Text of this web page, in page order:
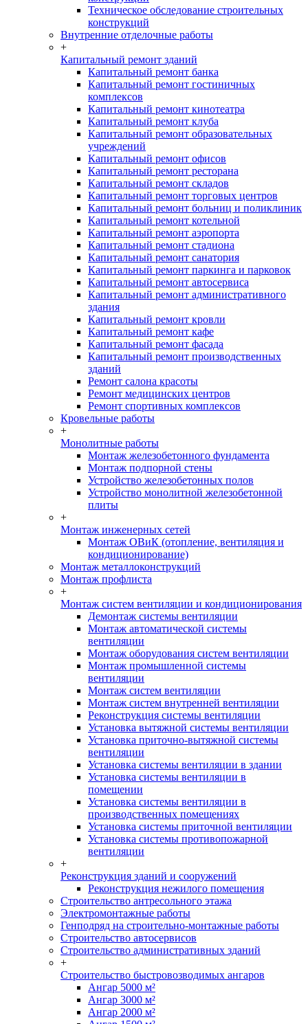
Техническое обследование строительных
конструкций
Внутренние отделочные работы
+
Капитальный ремонт зданий
Капитальный ремонт банка
Капитальный ремонт гостиничных
комплексов
Капитальный ремонт кинотеатра
Капитальный ремонт клуба
Капитальный ремонт образовательных
учреждений
Капитальный ремонт офисов
Капитальный ремонт ресторана
Капитальный ремонт складов
Капитальный ремонт торговых центров
Капитальный ремонт больниц и поликлиник
Капитальный ремонт котельной
Капитальный ремонт аэропорта
Капитальный ремонт стадиона
Капитальный ремонт санатория
Капитальный ремонт паркинга и парковок
Капитальный ремонт автосервиса
Капитальный ремонт административного
здания
Капитальный ремонт кровли
Капитальный ремонт кафе
Капитальный ремонт фасада
Капитальный ремонт производственных
зданий
Ремонт салона красоты
Ремонт медицинских центров
Ремонт спортивных комплексов
Кровельные работы
+
Монолитные работы
Монтаж железобетонного фундамента
Монтаж подпорной стены
Устройство железобетонных полов
Устройство монолитной железобетонной
плиты
+
Монтаж инженерных сетей
Монтаж ОВиК (отопление, вентиляция и
кондиционирование)
Монтаж металлоконструкций
Монтаж профлиста
+
Монтаж систем вентиляции и кондиционирования
Демонтаж системы вентиляции
Монтаж автоматической системы
вентиляции
Монтаж оборудования систем вентиляции
Монтаж промышленной системы
вентиляции
Монтаж систем вентиляции
Монтаж систем внутренней вентиляции
Реконструкция системы вентиляции
Установка вытяжной системы вентиляции
Установка приточно-вытяжной системы
вентиляции
Установка системы вентиляции в здании
Установка системы вентиляции в
помещении
Установка системы вентиляции в
производственных помещениях
Установка системы приточной вентиляции
Установка системы противопожарной
вентиляции
+
Реконструкция зданий и сооружений
Реконструкция нежилого помещения
Строительство антресольного этажа
Электромонтажные работы
Генподряд на строительно-монтажные работы
Строительство автосервисов
Строительство административных зданий
+
Строительство быстровозводимых ангаров
Ангар 5000 м²
Ангар 3000 м²
Ангар 2000 м²